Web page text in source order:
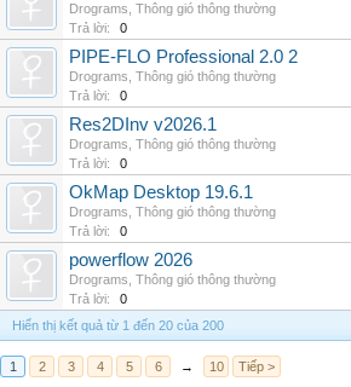
Drograms Thông gió thông thường
Trả lời:
0
PIPE-FLO Professional 2.0 2
Drograms Thông gió thông thường
Trả lời:
0
Res2DInv v2026.1
Drograms Thông gió thông thường
Trả lời:
0
OkMap Desktop 19.6.1
Drograms Thông gió thông thường
Trả lời:
0
powerflow 2026
Drograms Thông gió thông thường
Trả lời:
0
Hiển thị kết quả từ 1 đến 20 của 200
1 2 3 4 5 6 → 10 Tiếp >